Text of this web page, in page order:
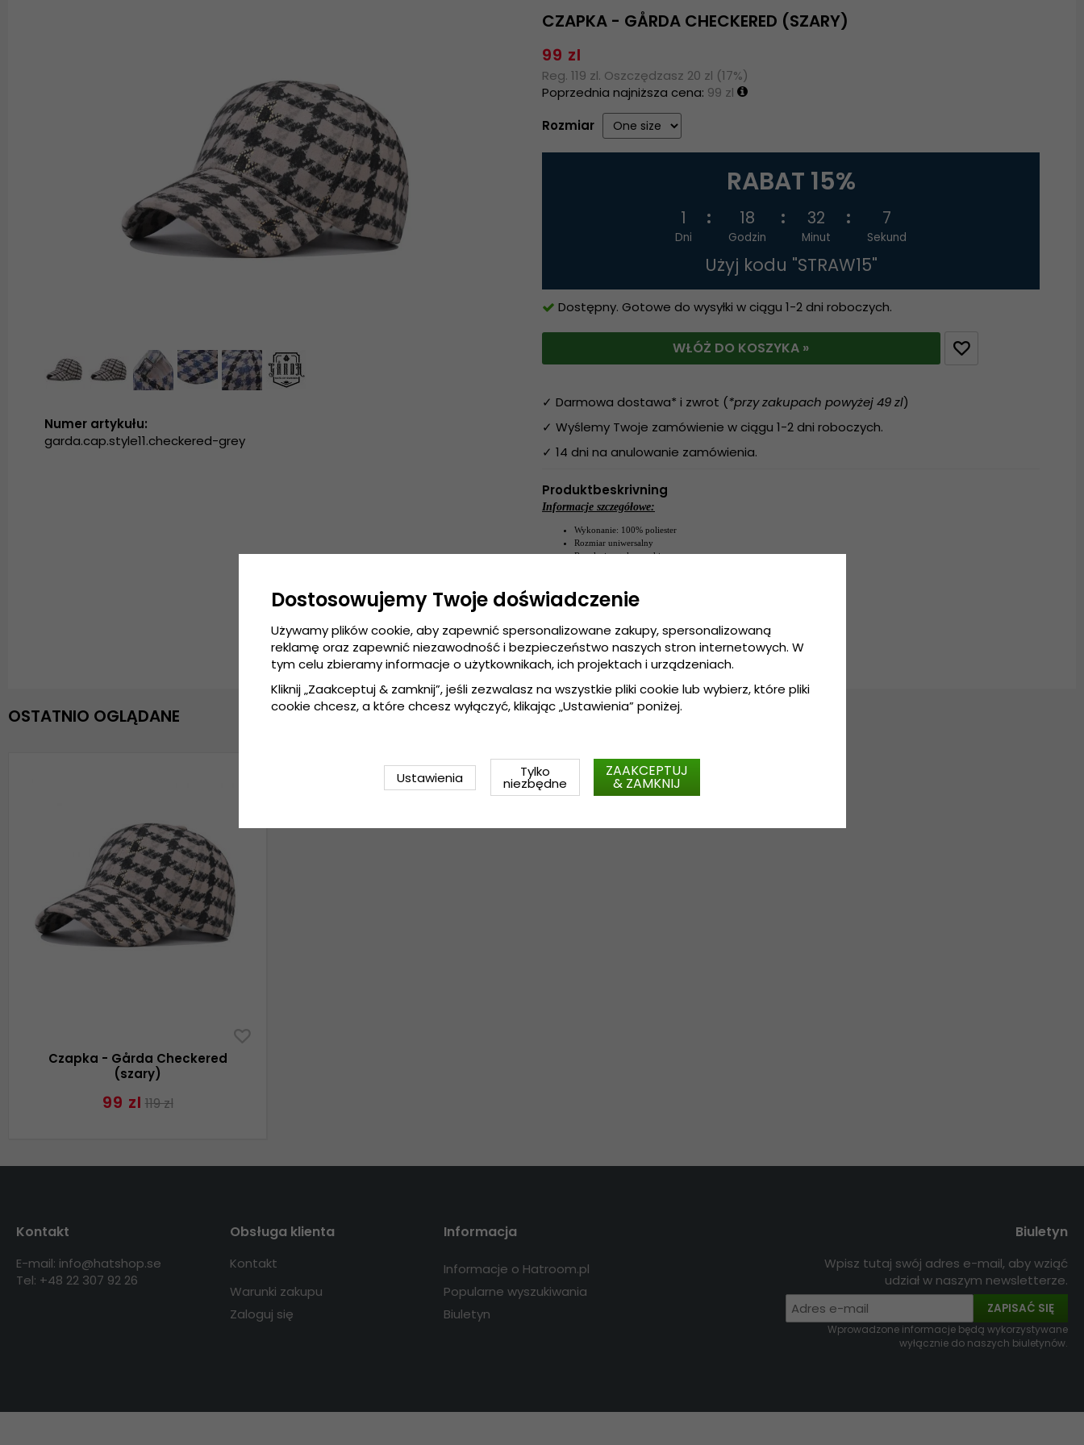
CZAPKA - GÅRDA CHECKERED (SZARY)
99 zl
Reg. 119 zl. Oszczędzasz 20 zl (17%)
Poprzednia najniższa cena: 99 zl
Rozmiar
RABAT 15%
1
Dni
18
Godzin
32
Minut
7
Sekund
Użyj kodu "STRAW15"
Dostępny. Gotowe do wysyłki w ciągu 1-2 dni roboczych.
WŁÓŻ DO KOSZYKA »
✓ Darmowa dostawa* i zwrot (*przy zakupach powyżej 49 zl)
✓ Wyślemy Twoje zamówienie w ciągu 1-2 dni roboczych.
✓ 14 dni na anulowanie zamówienia.
Produktbeskrivning
Informacje szczegółowe:
Wykonanie: 100% poliester
Rozmiar uniwersalny
Regulacja z tyłu czapki.
Przewodnik po rozmiarach:
Numer artykułu:
garda.cap.style11.checkered-grey
OSTATNIO OGLĄDANE
Czapka - Gårda Checkered
(szary)
99 zl 119 zl
Kontakt
E-mail: info@hatshop.se
Tel: +48 22 307 92 26
Obsługa klienta
Kontakt
Warunki zakupu
Zaloguj się
Informacja
Informacje o Hatroom.pl
Popularne wyszukiwania
Biuletyn
Biuletyn
Wpisz tutaj swój adres e-mail, aby wziąć
udział w naszym newsletterze.
ZAPISAĆ SIĘ
Wprowadzone informacje będą wykorzystywane
wyłącznie do naszych biuletynów.
Dostosowujemy Twoje doświadczenie
Używamy plików cookie, aby zapewnić spersonalizowane zakupy, spersonalizowaną
reklamę oraz zapewnić niezawodność i bezpieczeństwo naszych stron internetowych. W
tym celu zbieramy informacje o użytkownikach, ich projektach i urządzeniach.
Kliknij „Zaakceptuj & zamknij”, jeśli zezwalasz na wszystkie pliki cookie lub wybierz, które pliki
cookie chcesz, a które chcesz wyłączyć, klikając „Ustawienia” poniżej.
Ustawienia Tylko
niezbędne
ZAAKCEPTUJ
& ZAMKNIJ